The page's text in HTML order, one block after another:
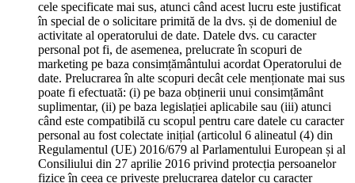
cele specificate mai sus, atunci când acest lucru este justificat
în special de o solicitare primită de la dvs. și de domeniul de
activitate al operatorului de date. Datele dvs. cu caracter
personal pot fi, de asemenea, prelucrate în scopuri de
marketing pe baza consimțământului acordat Operatorului de
date. Prelucrarea în alte scopuri decât cele menționate mai sus
poate fi efectuată: (i) pe baza obținerii unui consimțământ
suplimentar, (ii) pe baza legislației aplicabile sau (iii) atunci
când este compatibilă cu scopul pentru care datele cu caracter
personal au fost colectate inițial (articolul 6 alineatul (4) din
Regulamentul (UE) 2016/679 al Parlamentului European și al
Consiliului din 27 aprilie 2016 privind protecția persoanelor
fizice în ceea ce privește prelucrarea datelor cu caracter